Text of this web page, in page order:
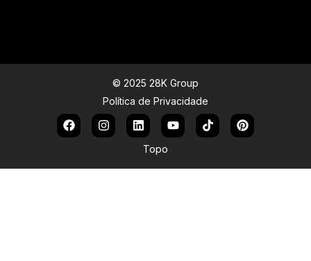
© 2025 28K Group
Política de Privacidade
Topo